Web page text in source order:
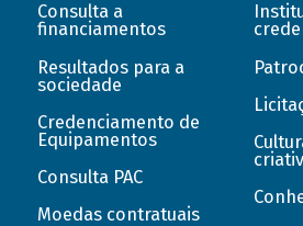
Consulta a
financiamentos
Resultados para a
sociedade
Credenciamento de
Equipamentos
Consulta PAC
Moedas contratuais